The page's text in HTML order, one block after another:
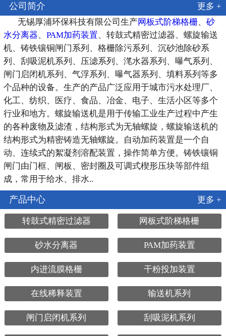
公司简介
更多 +
无锡厚浦环保科技有限公司生产网板式阶梯格栅、砂
水分离器、 PAM加药装置、转鼓式精密过滤器、螺旋输送
机、铸铁镶铜闸门系列、格栅除污系列、沉砂池除砂系
列、刮吸泥机系列、压滤系列、滗水器系列、曝气系列、
闸门启闭机系列、气浮系列、曝气器系列、填料系列等多
个品种的设备。生产的产品广泛应用于城市污水处理厂、
化工、纺织、医疗、食品、冶金、电子、生活小区等多个
行业和地方。螺旋输送机是用于传输工业生产过程中产生
的各种废物及滤渣，结构形式为无轴螺旋，螺旋输送机的
结构形式为精密铸造无轴螺旋。自动加药装置是一个自
动、连续式的絮凝剂溶配装置，操作简单方便。铸铁镶铜
闸门由门框、闸板、密封圈及可调式楔形压块等部件组
成，常用于给水、排水..
产品中心 更多 +
转鼓式精密过滤器 网板式阶梯格栅
砂水分离器 PAM加药装置
内进流膜格栅 干粉投加装置
在线稀释装置 输送机系列
闸门启闭机系列 刮吸泥机系列